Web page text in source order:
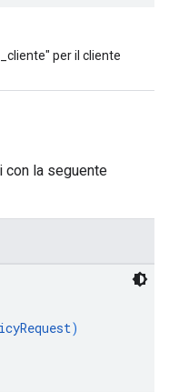
per il cliente
con la seguente
)